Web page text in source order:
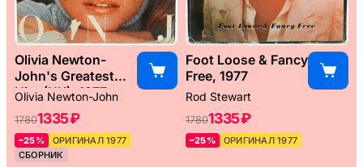
Olivia Newton-
John's Greatest
Hits (UK), 1977
Olivia Newton-John
17801335 ₽
–25%
ОРИГИНАЛ 1977
СБОРНИК
Foot Loose & Fancy
Free, 1977
Rod Stewart
17801335 ₽
–25% ОРИГИНАЛ 1977